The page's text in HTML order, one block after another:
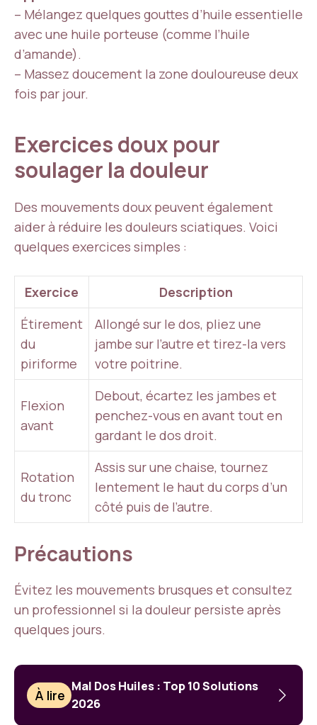
– Mélangez quelques gouttes d’huile essentielle
avec une huile porteuse (comme l’huile
d’amande).
– Massez doucement la zone douloureuse deux
fois par jour.
Exercices doux pour
soulager la douleur
Des mouvements doux peuvent également
aider à réduire les douleurs sciatiques. Voici
quelques exercices simples :
Exercice
Description
Étirement
du
piriforme
Allongé sur le dos, pliez une
jambe sur l’autre et tirez-la vers
votre poitrine.
Flexion
avant
Debout, écartez les jambes et
penchez-vous en avant tout en
gardant le dos droit.
Rotation
du tronc
Assis sur une chaise, tournez
lentement le haut du corps d’un
côté puis de l’autre.
Précautions
Évitez les mouvements brusques et consultez
un professionnel si la douleur persiste après
quelques jours.
À lire
Mal Dos Huiles : Top 10 Solutions
2026